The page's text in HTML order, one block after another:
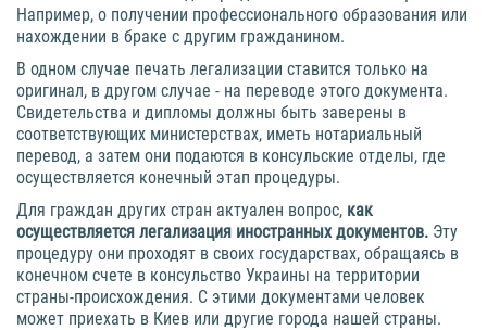
Например, о получении профессионального образования или
нахождении в браке с другим гражданином.
В одном случае печать легализации ставится только на
оригинал, в другом случае - на переводе этого документа.
Свидетельства и дипломы должны быть заверены в
соответствующих министерствах, иметь нотариальный
перевод, а затем они подаются в консульские отделы, где
осуществляется конечный этап процедуры.
Для граждан других стран актуален вопрос, как
осуществляется легализация иностранных документов. Эту
процедуру они проходят в своих государствах, обращаясь в
конечном счете в консульство Украины на территории
страны-происхождения. С этими документами человек
может приехать в Киев или другие города нашей страны.